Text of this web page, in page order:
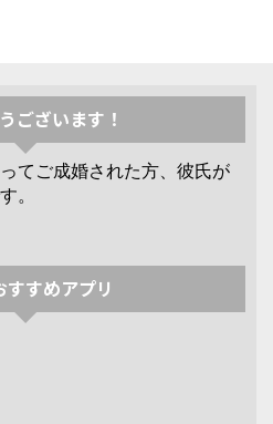
ございます！
てご成婚された方、彼氏が
。
すすめアプリ